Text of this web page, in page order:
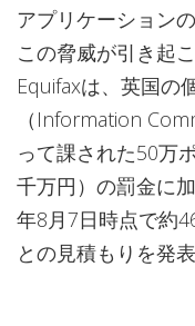
アプリケーションの
この脅威が引き起
Equifaxは、英国の
（Information
って課された50万
千万円）の罰金に
年8月7日時点で約
との見積もりを発